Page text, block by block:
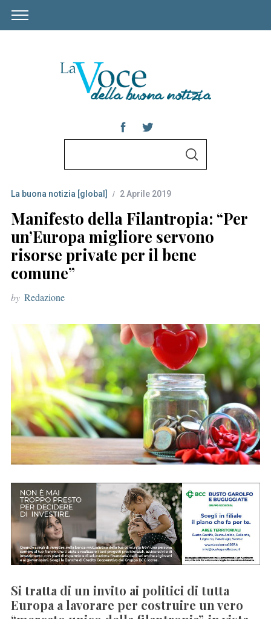
r
c
h
f
o
r
:
S
La buona notizia [global] 2 Aprile 2019
Manifesto della Filantropia: “Per
un’Europa migliore servono
risorse private per il bene
comune”
by Redazione
Si tratta di un invito ai politici di tutta
Europa a lavorare per costruire un vero